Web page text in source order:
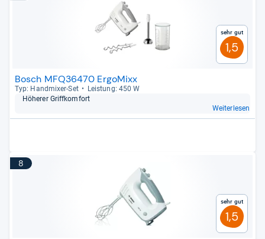
Sehr gut
1,5
Bosch MFQ36470 ErgoMixx
Typ: Hand­mi­xer-​Set
Leis­tung: 450 W
Höhe­rer Griff­kom­fort
Weiterlesen
8
Sehr gut
1,5